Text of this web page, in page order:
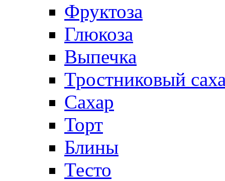
Фруктоза
Глюкоза
Выпечка
Тростниковый
Сахар
Торт
Блины
Тесто